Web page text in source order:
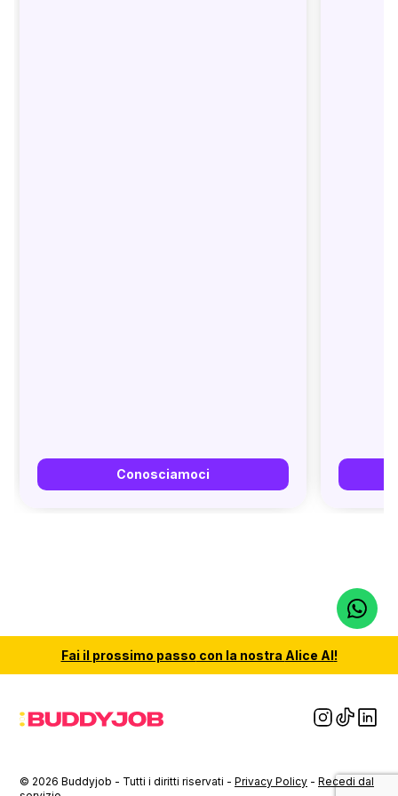
Conosciamoci
Fai il prossimo passo con la nostra Alice AI!
© 2026 Buddyjob - Tutti i diritti riservati - Privacy Policy - Recedi dal